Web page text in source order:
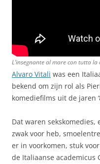
L’insegnante al mare con tutta la
Alvaro Vitali was een
bekend om zijn rol als
komediefilms uit de jaren
Dat waren
zwak voor heb,
er in voorkomen, stuk
de Italiaanse academicus